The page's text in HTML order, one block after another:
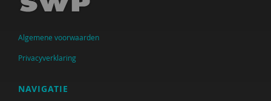
Judith den Besten
Koninkrijksrelaties
Arjan Blokland
Algemene voorwaarden
Privacyverklaring
NAVIGATIE